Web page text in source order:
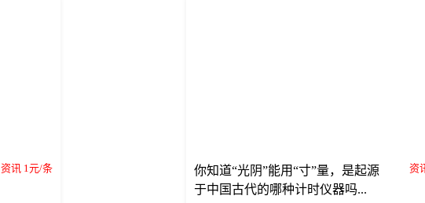
资讯 1元/条
你知道“光阴”能用“寸”量，是起源
于中国古代的哪种计时仪器吗...
资